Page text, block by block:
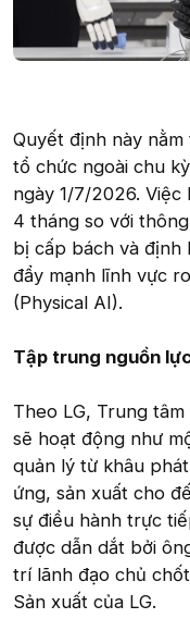
Quyết định này
tổ chức ngoài chu
ngày 1/7/2026.
4 tháng so với
bị cấp bách và định
đẩy mạnh lĩnh vực
(Physical AI).
Tập trung nguồn
Theo LG, Trung
sẽ hoạt động như
quản lý từ khâu
ứng, sản xuất cho
sự điều hành trực
được dẫn dắt bởi
trí lãnh đạo chủ
Sản xuất của LG.